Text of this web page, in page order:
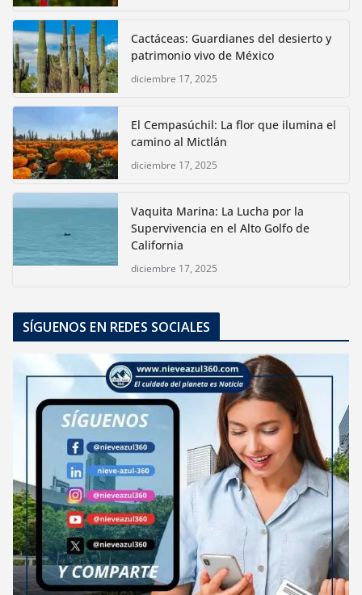
Cactáceas: Guardianes del desierto y
patrimonio vivo de México
diciembre 17, 2025
El Cempasúchil: La flor que ilumina el
camino al Mictlán
diciembre 17, 2025
Vaquita Marina: La Lucha por la
Supervivencia en el Alto Golfo de
California
diciembre 17, 2025
SÍGUENOS EN REDES SOCIALES